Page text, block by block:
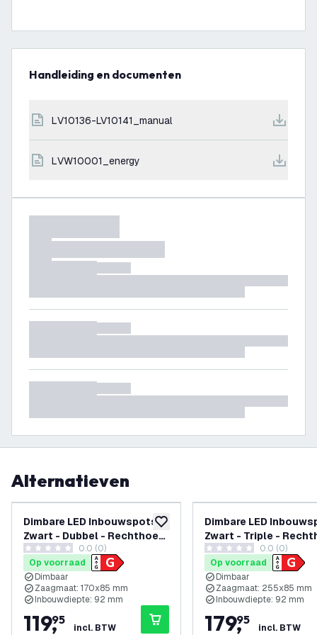
Handleiding en documenten
LV10136-LV10141_manual
LVW10001_energy
Alternatieven
toevoegen aan verlanglijst
Dimbare LED Inbouwspots -
Zwart - Dubbel - Rechthoek
- 4.9W - RGB+CCT - 345
Lumen - 185x100mm - 6
pack
0 score sterren0.0 (0)
Op voorraad
Dimbaar
Zaagmaat: 170x85 mm
Inbouwdiepte: 92 mm
119,
95
incl. BTW
Dimbare LED
Zwart - Triple -
4.9W - RGB+CCT -
Lumen - 270x100mm
pack
0 score sterren0.0 (0)
Op voorraad
Dimbaar
Zaagmaat: 255x85 mm
Inbouwdiepte: 92 mm
179,
95
incl. BTW